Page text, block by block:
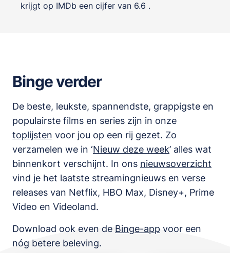
krijgt op IMDb een cijfer van 6.6 .
Binge verder
De beste, leukste, spannendste, grappigste en
populairste films en series zijn in onze
toplijsten voor jou op een rij gezet. Zo
verzamelen we in ‘Nieuw deze week’ alles wat
binnenkort verschijnt. In ons nieuwsoverzicht
vind je het laatste streamingnieuws en verse
releases van Netflix, HBO Max, Disney+, Prime
Video en Videoland.
Download ook even de Binge-app voor een
nóg betere beleving.